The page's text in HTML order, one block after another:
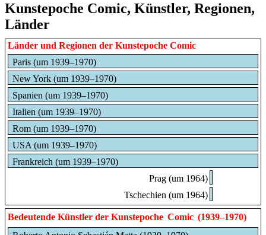
Kunstepoche Comic, Künstler, Regionen,
Länder
Länder und Regionen der Kunstepoche Comic
Paris (um 1939–1970)
New York (um 1939–1970)
Spanien (um 1939–1970)
Italien (um 1939–1970)
Rom (um 1939–1970)
USA (um 1939–1970)
Frankreich (um 1939–1970)
Prag (um 1964)
Tschechien (um 1964)
Bedeutende Künstler der Kunstepoche Comic (1939–1970)